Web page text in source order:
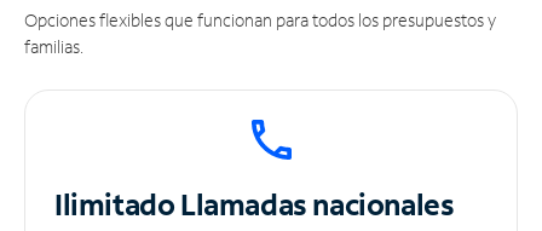
Opciones flexibles que funcionan para todos los presupuestos y
familias.
IlimitadoLlamadas nacionales